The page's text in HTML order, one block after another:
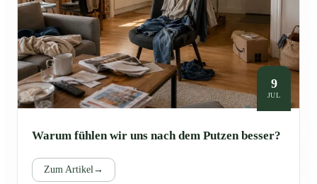
9
JUL
Warum fühlen wir uns nach dem Putzen besser?
Zum Artikel →